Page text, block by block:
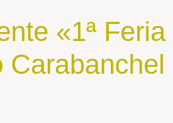
«1ª Feria
Carabanchel